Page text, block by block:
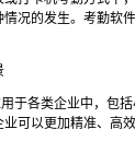
况的发生。考勤软
于各类企业中，包
业可以更加精准、高